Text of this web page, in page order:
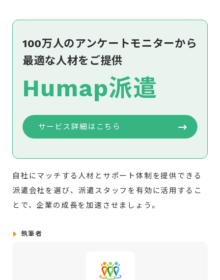
100万人のアンケートモニターから
最適な人材をご提供
Humap派遣
サービス詳細はこちら
自社にマッチする人材とサポート体制を提供できる
派遣会社を選び、派遣スタッフを有効に活用するこ
とで、企業の成長を加速させましょう。
執筆者